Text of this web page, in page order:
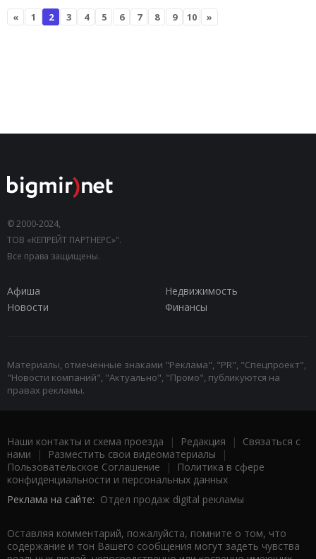
« 1 2 3 4 5 6 7 8 9 10 »
© 2000-2024,
ТОВ «КЕПРЕЙТ ПАРТНЕРС»".
Все права защищены.
Афиша
Недвижимость
Новости
Финансы
Материалы, отмеченные знаками "Реклама", "PR", "Спецпроект",
"Новости компаний", "Актуально", "Промо", публикуются на
правах рекламы.
Наши контакты и схема проезда | Редакция | Связаться с
нами | Разместить свои видеоматериалы |
Пользовательское Соглашение |
Политика в сфере
конфиденциальности и персональных данных
Реклама на сайте: Отдел продаж digital рекламы
Оставляя комментарий, пожалуйста, помните о том, что
содержание и тон Вашего сообщения могут задеть чувства